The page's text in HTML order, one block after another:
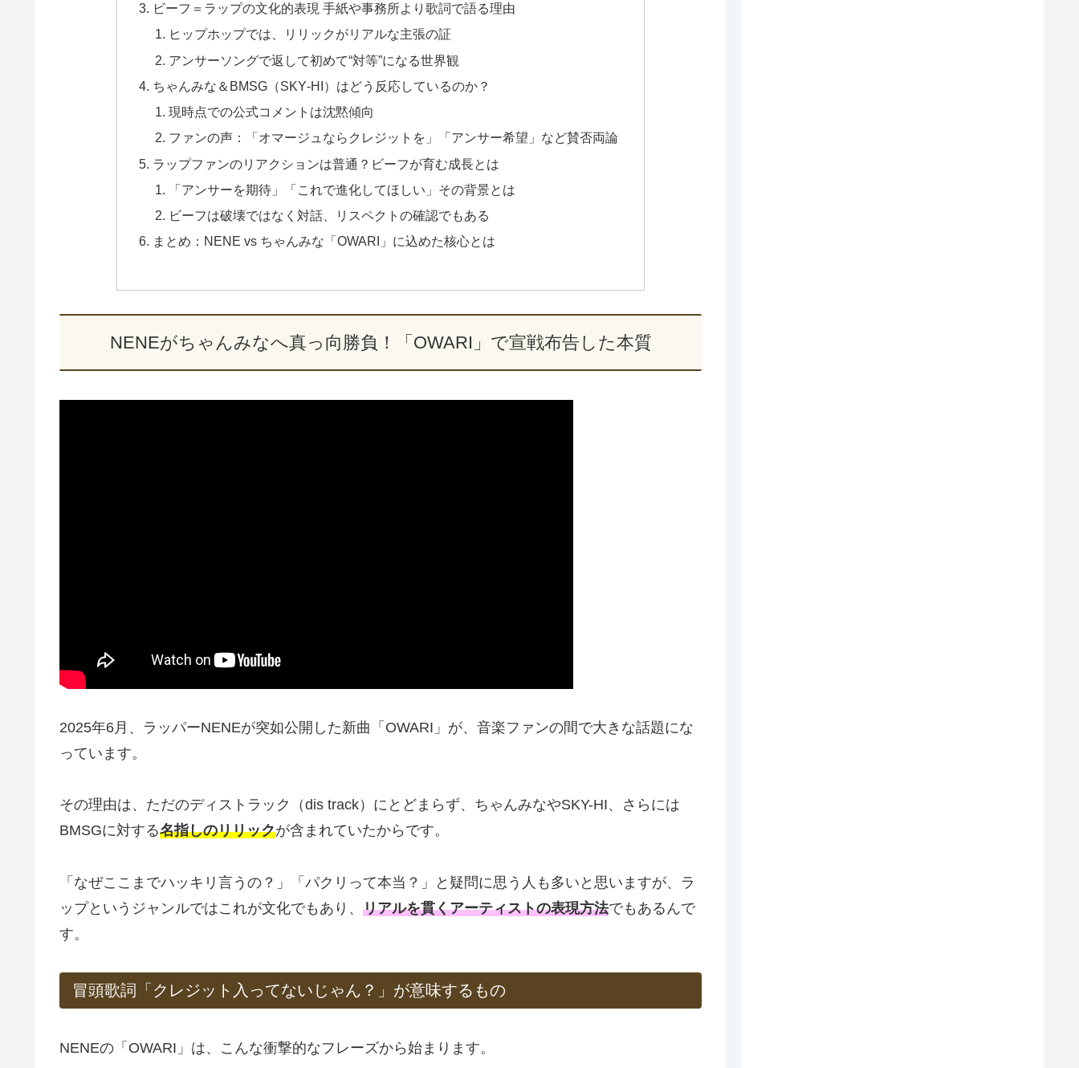
ビーフ＝ラップの文化的表現 手紙や事務所より歌詞で語る理由
ヒップホップでは、リリックがリアルな主張の証
アンサーソングで返して初めて“対等”になる世界観
ちゃんみな＆BMSG（SKY‑HI）はどう反応しているのか？
現時点での公式コメントは沈黙傾向
ファンの声：「オマージュならクレジットを」「アンサー希望」など賛否両論
ラップファンのリアクションは普通？ビーフが育む成長とは
「アンサーを期待」「これで進化してほしい」その背景とは
ビーフは破壊ではなく対話、リスペクトの確認でもある
まとめ：NENE vs ちゃんみな「OWARI」に込めた核心とは
NENEがちゃんみなへ真っ向勝負！「OWARI」で宣戦布告した本質
2025年6月、ラッパーNENEが突如公開した新曲「OWARI」が、音楽ファンの間で大きな話題にな
っています。
その理由は、ただのディストラック（dis track）にとどまらず、ちゃんみなやSKY-HI、さらには
BMSGに対する名指しのリリックが含まれていたからです。
「なぜここまでハッキリ言うの？」「パクリって本当？」と疑問に思う人も多いと思いますが、ラ
ップというジャンルではこれが文化でもあり、 リアルを貫くアーティストの表現方法でもあるんで
す。
冒頭歌詞「クレジット入ってないじゃん？」が意味するもの
NENEの「OWARI」は、こんな衝撃的なフレーズから始まります。